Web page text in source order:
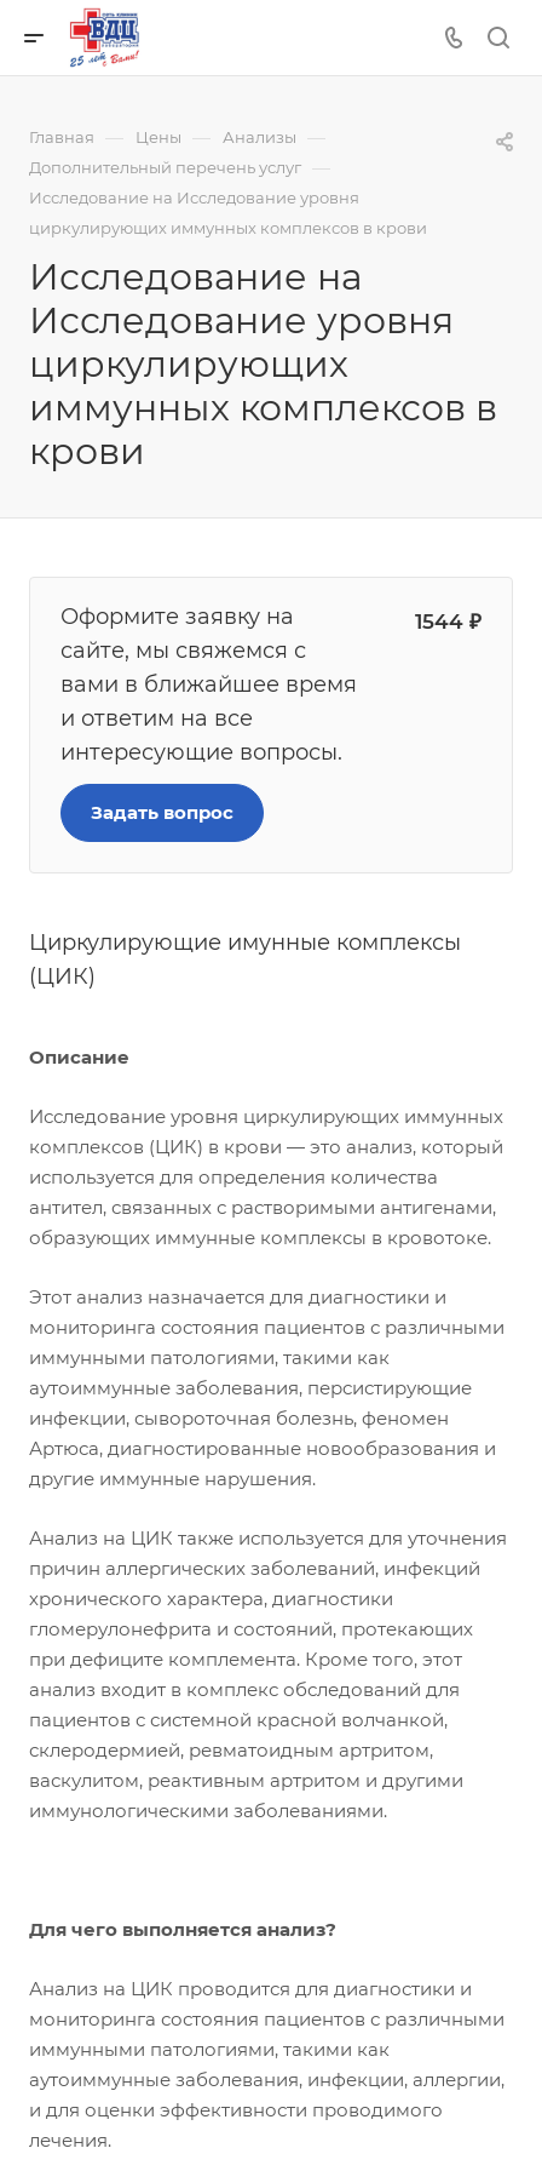
Главная — Цены — Анализы —
Дополнительный перечень услуг —
Исследование на Исследование уровня
циркулирующих иммунных комплексов в крови
Исследование на
Исследование уровня
циркулирующих
иммунных комплексов в
крови
Оформите заявку на
сайте, мы свяжемся с
вами в ближайшее время
и ответим на все
интересующие вопросы.
1544 ₽
Задать вопрос
Циркулирующие имунные комплексы
(ЦИК)
Описание
Исследование уровня циркулирующих иммунных
комплексов (ЦИК) в крови — это анализ, который
используется для определения количества
антител, связанных с растворимыми антигенами,
образующих иммунные комплексы в кровотоке.
Этот анализ назначается для диагностики и
мониторинга состояния пациентов с различными
иммунными патологиями, такими как
аутоиммунные заболевания, персистирующие
инфекции, сывороточная болезнь, феномен
Артюса, диагностированные новообразования и
другие иммунные нарушения.
Анализ на ЦИК также используется для уточнения
причин аллергических заболеваний, инфекций
хронического характера, диагностики
гломерулонефрита и состояний, протекающих
при дефиците комплемента. Кроме того, этот
анализ входит в комплекс обследований для
пациентов с системной красной волчанкой,
склеродермией, ревматоидным артритом,
васкулитом, реактивным артритом и другими
иммунологическими заболеваниями.
Для чего выполняется анализ?
Анализ на ЦИК проводится для диагностики и
мониторинга состояния пациентов с различными
иммунными патологиями, такими как
аутоиммунные заболевания, инфекции, аллергии,
и для оценки эффективности проводимого
лечения.